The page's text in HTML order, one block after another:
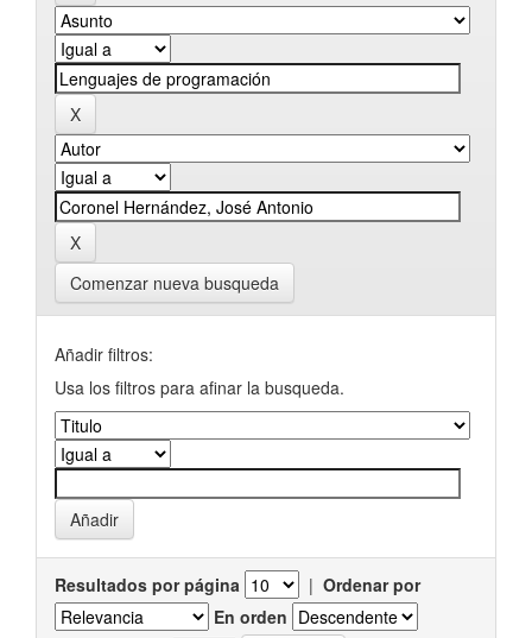
Comenzar nueva busqueda
Añadir filtros:
Usa los filtros para afinar la busqueda.
Resultados por página | Ordenar por
En orden